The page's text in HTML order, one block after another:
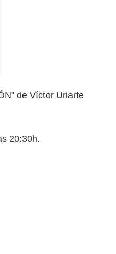
de Víctor Uriarte
20:30h.